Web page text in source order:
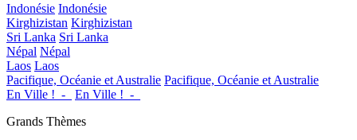
Indonésie Indonésie
Kirghizistan Kirghizistan
Sri Lanka Sri Lanka
Népal Népal
Laos Laos
Pacifique, Océanie et Australie Pacifique, Océanie et Australie
En Ville !_-_
En Ville !_-_
Grands Thèmes